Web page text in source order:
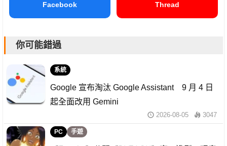
Facebook Thread
你可能錯過
系統
Google 宣布淘汰 Google Assistant 9 月 4 日
起全面改用 Gemini
2026-08-05 3047
PC 手遊